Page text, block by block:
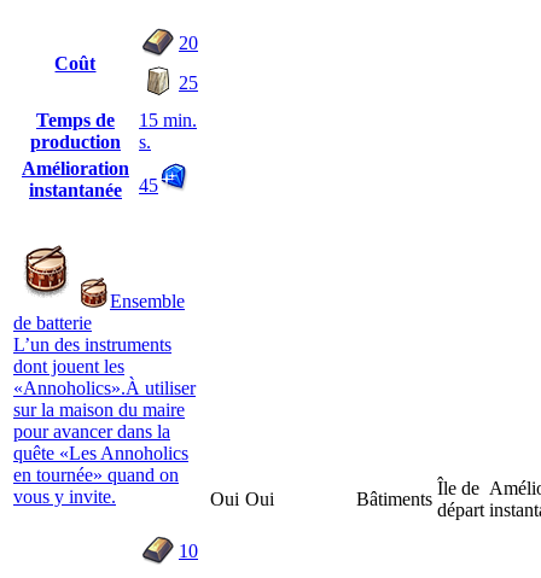
Coût
20
25
Temps de
production
15 min.
s.
Amélioration
instantanée
45
Ensemble
de batterie
L’un des instruments
dont jouent les
«Annoholics».À utiliser
sur la maison du maire
pour avancer dans la
quête «Les Annoholics
en tournée» quand on
vous y invite.
10
Oui Oui Bâtiments
Île de
départ